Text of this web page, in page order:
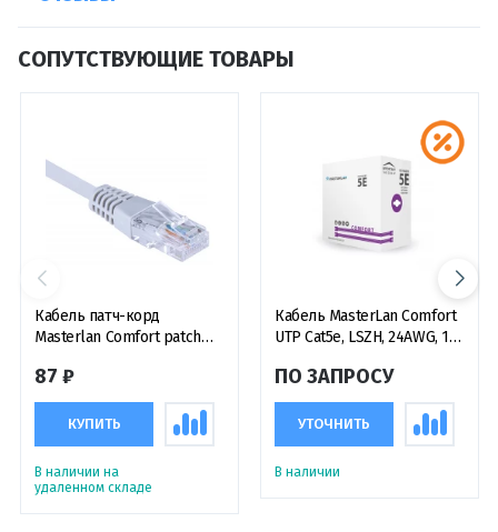
СОПУТСТВУЮЩИЕ ТОВАРЫ
Кабель патч-корд
Masterlan Comfort patch
неэкранированный, серый
87 ₽
КУПИТЬ
В наличии на
удаленном складе
Кабель MasterLan Comfort
UTP Cat5e, LSZH, 24AWG, 1
ПО ЗАПРОСУ
УТОЧНИТЬ
В наличии